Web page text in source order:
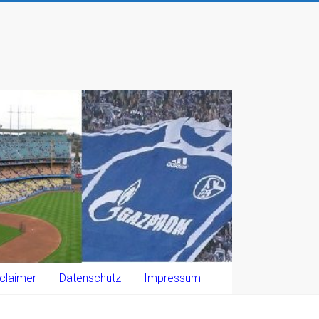
Datenschutz Impressum